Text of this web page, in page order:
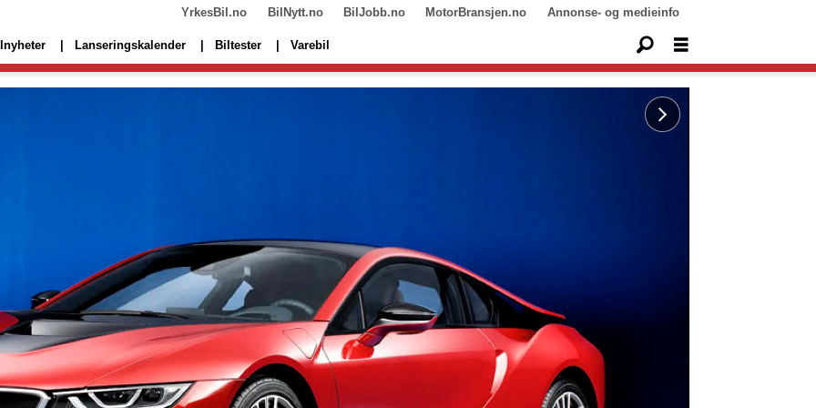
YrkesBil.no BilNytt.no BilJobb.no MotorBransjen.no Annonse- og medieinfo
Lanseringskalender Biltester Varebil